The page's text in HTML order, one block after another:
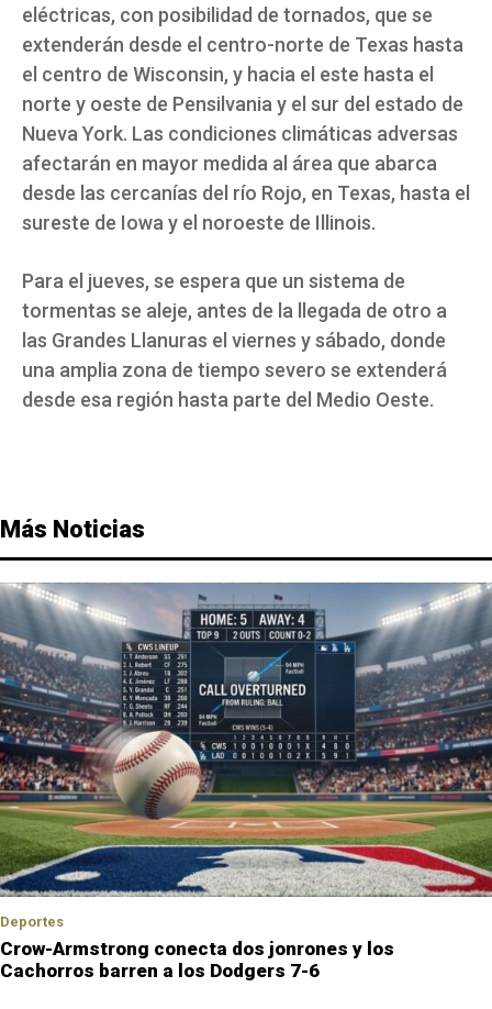
eléctricas, con posibilidad de tornados, que se
extenderán desde el centro-norte de Texas hasta
el centro de Wisconsin, y hacia el este hasta el
norte y oeste de Pensilvania y el sur del estado de
Nueva York. Las condiciones climáticas adversas
afectarán en mayor medida al área que abarca
desde las cercanías del río Rojo, en Texas, hasta el
sureste de Iowa y el noroeste de Illinois.
Para el jueves, se espera que un sistema de
tormentas se aleje, antes de la llegada de otro a
las Grandes Llanuras el viernes y sábado, donde
una amplia zona de tiempo severo se extenderá
desde esa región hasta parte del Medio Oeste.
Más Noticias
Deportes
Crow-Armstrong conecta dos jonrones y los
Cachorros barren a los Dodgers 7-6